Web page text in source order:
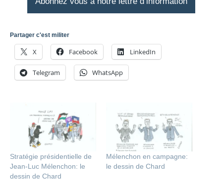
Partager c'est militer
X Facebook LinkedIn
Telegram WhatsApp
Stratégie présidentielle de
Jean-Luc Mélenchon: le
dessin de Chard
Mélenchon en campagne:
le dessin de Chard